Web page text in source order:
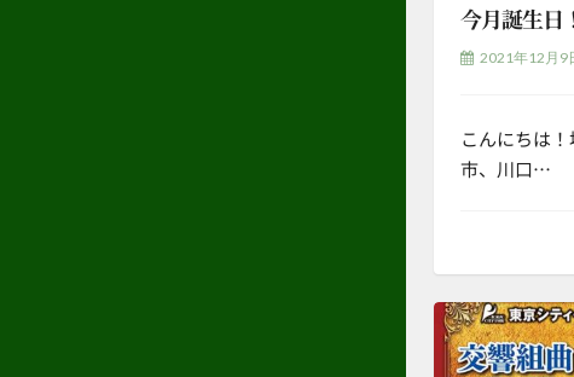
今月誕生日
2021年12月9
こんにちは
市、川口…